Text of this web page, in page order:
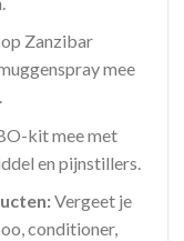
Zanzibar
mee
kit mee met
en pijnstillers.
Vergeet je
conditioner,